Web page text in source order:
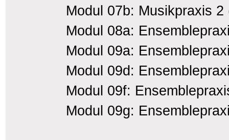
Modul 07b: Musikpraxis
Modul 08a:
Modul 09a:
Modul 09d:
Modul 09f:
Modul 09g: